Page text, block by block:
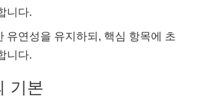
니다.
유연성을 유지하되, 핵심 항목에 초
니다.
기본